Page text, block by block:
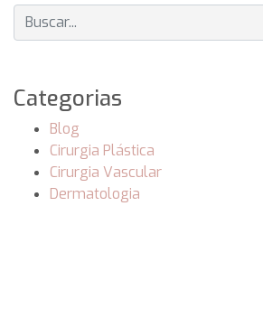
Categorias
Blog
Cirurgia Plástica
Cirurgia Vascular
Dermatologia